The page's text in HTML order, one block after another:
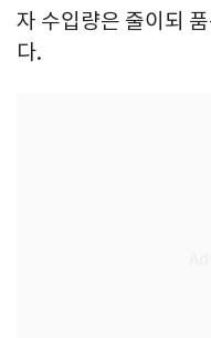
자 수입량은 줄이되
다.